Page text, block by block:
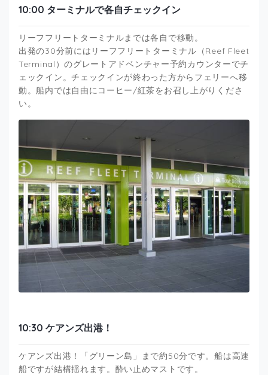
10:00 ターミナルで各自チェックイン
リーフフリートターミナルまでは各自で移動。
出発の30分前にはリーフフリートターミナル（Reef Fleet
Terminal）のグレートアドベンチャー予約カウンターでチ
ェックイン。チェックインが終わった方からフェリーへ移
動。船内では自由にコーヒー/紅茶をお召し上がりくださ
い。
10:30 ケアンズ出港！
ケアンズ出港！「グリーン島」まで約50分です。船は高速
船ですが結構揺れます。酔い止めマストです。